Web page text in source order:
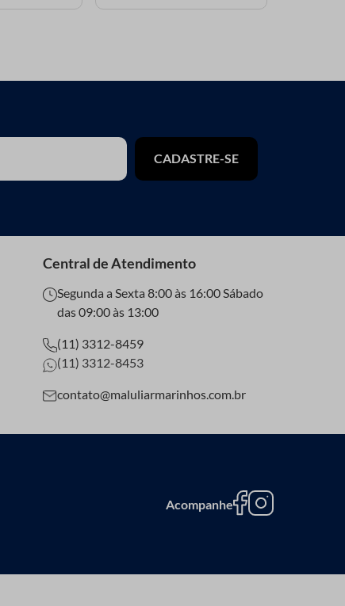
CADASTRE-SE
Central de Atendimento
Segunda a Sexta 8:00 às 16:00 Sábado
das 09:00 às 13:00
(11) 3312-8459
(11) 3312-8453
contato@maluliarmarinhos.com.br
Acompanhe